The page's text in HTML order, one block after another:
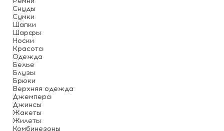
Снуды
Сумки
Шапки
Шарфы
Носки
Красота
Одежда
Белье
Блузы
Брюки
Верхняя одежда
Джемпера
Джинсы
Жакеты
Жилеты
Комбинезоны